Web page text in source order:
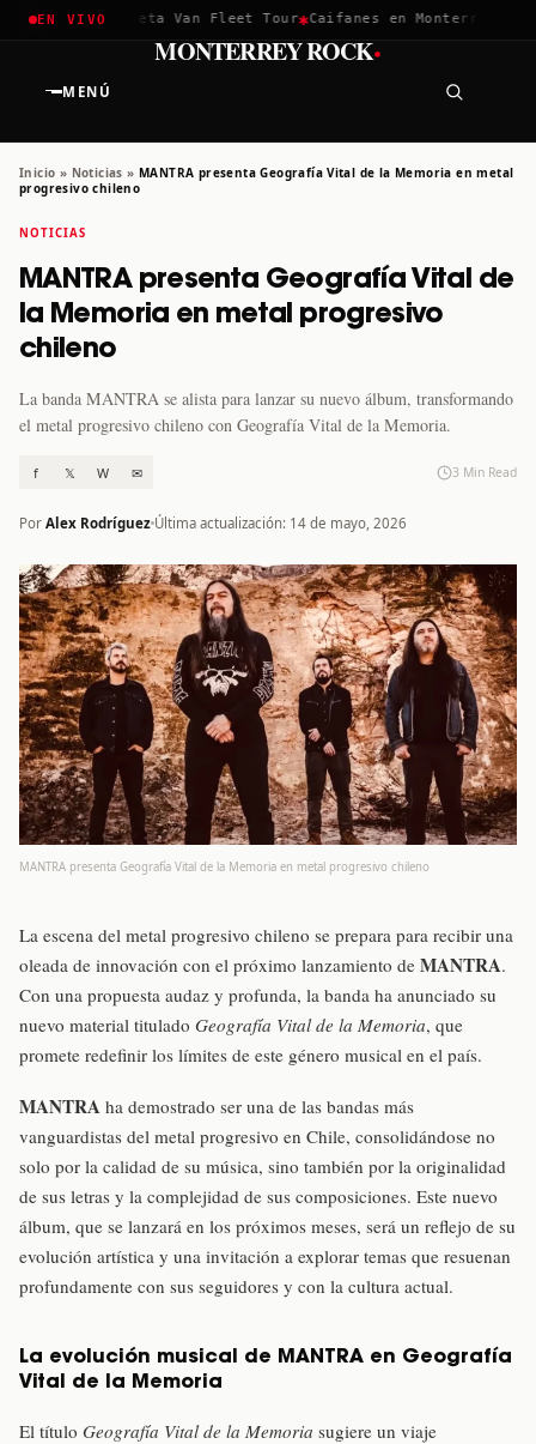
EN VIVO
2026 ✱Greta Van Fleet Tour✱Caifanes en Monterrey · 12
MENÚ
MONTERREY ROCK·
Inicio » Noticias » MANTRA presenta Geografía Vital de la Memoria en metal
progresivo chileno
NOTICIAS
MANTRA presenta Geografía Vital de
la Memoria en metal progresivo
chileno
La banda MANTRA se alista para lanzar su nuevo álbum, transformando
el metal progresivo chileno con Geografía Vital de la Memoria.
f 𝕏 W ✉ 3 Min Read
Por Alex Rodríguez Última actualización: 14 de mayo, 2026
MANTRA presenta Geografía Vital de la Memoria en metal progresivo chileno
La escena del metal progresivo chileno se prepara para recibir una
oleada de innovación con el próximo lanzamiento de MANTRA.
Con una propuesta audaz y profunda, la banda ha anunciado su
nuevo material titulado Geografía Vital de la Memoria, que
promete redefinir los límites de este género musical en el país.
MANTRA ha demostrado ser una de las bandas más
vanguardistas del metal progresivo en Chile, consolidándose no
solo por la calidad de su música, sino también por la originalidad
de sus letras y la complejidad de sus composiciones. Este nuevo
álbum, que se lanzará en los próximos meses, será un reflejo de su
evolución artística y una invitación a explorar temas que resuenan
profundamente con sus seguidores y con la cultura actual.
La evolución musical de MANTRA en Geografía
Vital de la Memoria
El título Geografía Vital de la Memoria sugiere un viaje